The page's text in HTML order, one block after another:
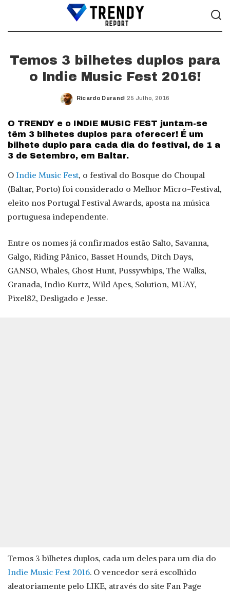
Temos 3 bilhetes duplos para
o Indie Music Fest 2016!
Posted
Ricardo Durand 25 Julho, 2016
O TRENDY e o INDIE MUSIC FEST juntam-se
têm 3 bilhetes duplos para oferecer! É um
bilhete duplo para cada dia do festival, de 1 a
3 de Setembro, em Baltar.
O Indie Music Fest, o festival do Bosque do Choupal
(Baltar, Porto) foi considerado o Melhor Micro-Festival,
eleito nos Portugal Festival Awards, aposta na música
portuguesa independente.
Entre os nomes já confirmados estão Salto, Savanna,
Galgo, Riding Pânico, Basset Hounds, Ditch Days,
GANSO, Whales, Ghost Hunt, Pussywhips, The Walks,
Granada, Indio Kurtz, Wild Apes, Solution, MUAY,
Pixel82, Desligado e Jesse.
Temos 3 bilhetes duplos, cada um deles para um dia do
Indie Music Fest 2016. O vencedor será escolhido
aleatoriamente pelo LIKE, através do site Fan Page